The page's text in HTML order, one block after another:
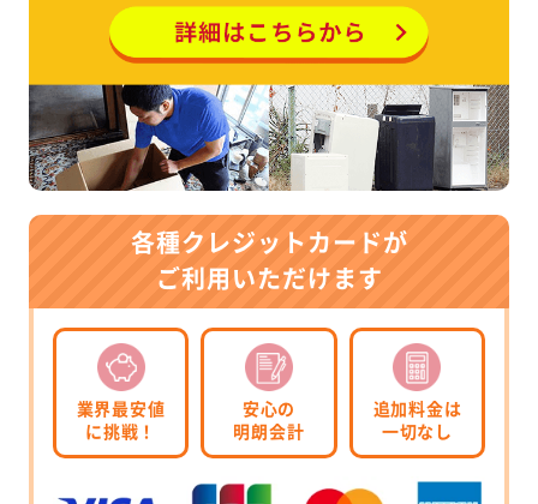
各種クレジットカードが
ご利用いただけます
業界最安値
に挑戦！
安心の
明朗会計
追加料金は
一切なし